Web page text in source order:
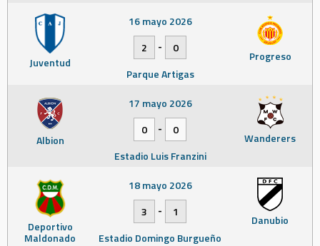
Juventud Progreso
16 mayo 2026
2
-
0
Parque Artigas
Albion Wanderers
17 mayo 2026
0
-
0
Estadio Luis Franzini
Deportivo
Maldonado
Danubio
18 mayo 2026
3
-
1
Estadio Domingo Burgueño